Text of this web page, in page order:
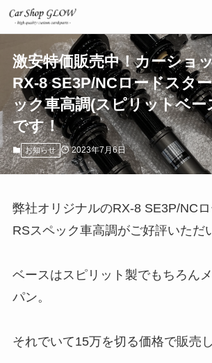
激安特価販売中！カーショ
RX-8 SE3P/NCロードスタ
ック車高調(スピリットベー
です！
お知らせ 2023年7月6日
弊社オリジナルのRX-8 SE3P/NC
RSスペック車高調がご好評いただ
ベースはスピリット製でもちろん
パン。
それでいて15万を切る価格で販売